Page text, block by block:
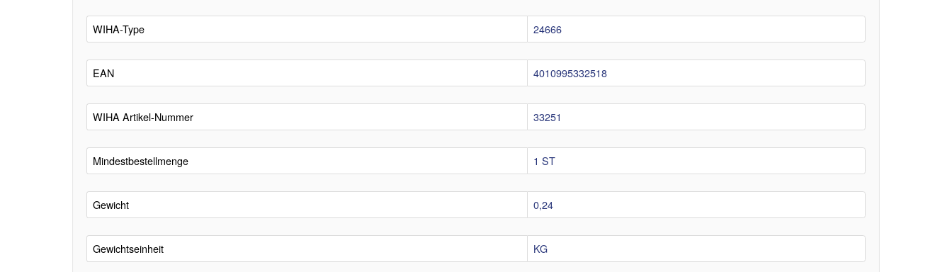
WIHA-Type 24666
EAN 4010995332518
WIHA Artikel-Nummer 33251
Mindestbestellmenge 1 ST
Gewicht 0,24
Gewichtseinheit KG